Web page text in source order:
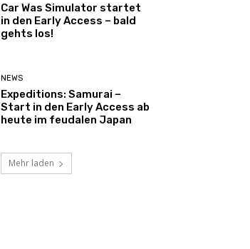
Car Was Simulator startet
in den Early Access – bald
gehts los!
NEWS
Expeditions: Samurai –
Start in den Early Access ab
heute im feudalen Japan
Mehr laden